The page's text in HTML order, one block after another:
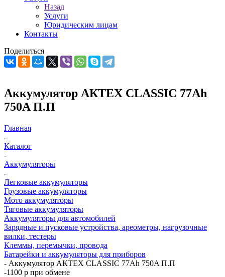
Назад
Услуги
Юридическим лицам
Контакты
Поделиться
Аккумулятор АКТЕХ CLASSIC 77Ah
750A П.П
Главная
-
Каталог
-
Аккумуляторы
-
Легковые аккумуляторы
Грузовые аккумуляторы
Мото аккумуляторы
Тяговые аккумуляторы
Аккумуляторы для автомобилей
Зарядные и пусковые устройства, ареометры, нагрузочные
вилки, тестеры
Клеммы, перемычки, провода
Батарейки и аккумуляторы для приборов
- Аккумулятор АКТЕХ CLASSIC 77Ah 750A П.П
-1100 р при обмене